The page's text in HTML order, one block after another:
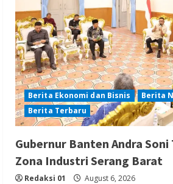
Berita Ekonomi dan Bisnis
Berita
Berita Terbaru
Gubernur Banten Andra
Zona Industri Serang Barat
Redaksi 01 August 6, 2026